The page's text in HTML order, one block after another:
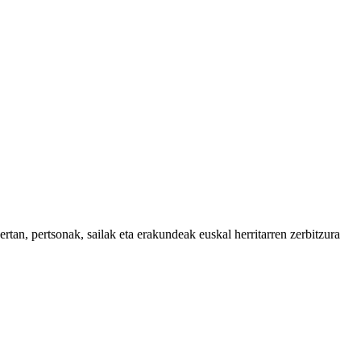
pertsonak, sailak eta erakundeak euskal herritarren zerbitzura